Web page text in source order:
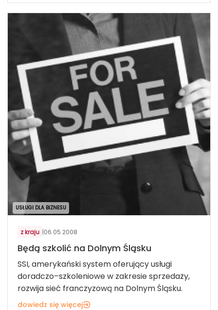
USŁUGI DLA BIZNESU
z kraju |06.05.2008
Będą szkolić na Dolnym Śląsku
SSI, amerykański system oferujący usługi
doradczo–szkoleniowe w zakresie sprzedaży,
rozwija sieć franczyzową na Dolnym Śląsku.
dowiedz się więcej